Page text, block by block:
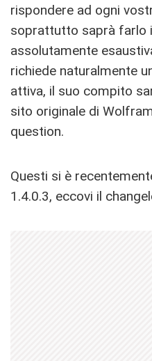
rispondere ad ogni
soprattutto saprà farlo
assolutamente
richiede naturalmente
attiva, il suo compito
sito originale di
question.
Questi si è
1.4.0.3, eccovi il